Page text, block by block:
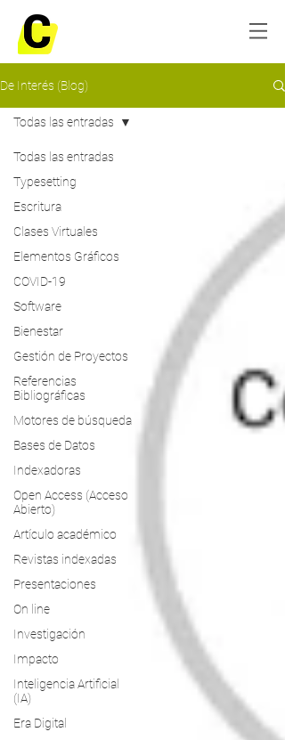
De Interés (Blog)
Todas las entradas
Typesetting
Escritura
Clases Virtuales
Elementos Gráficos
COVID-19
Software
Bienestar
Gestión de Proyectos
Referencias
Bibliográficas
Motores de búsqueda
Bases de Datos
Indexadoras
Open Access (Acceso
Abierto)
Artículo académico
Revistas indexadas
Presentaciones
On line
Investigación
Impacto
Inteligencia Artificial
(IA)
Era Digital
Todas las entradas